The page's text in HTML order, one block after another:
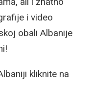
i video
obali Albanije
kliknite na